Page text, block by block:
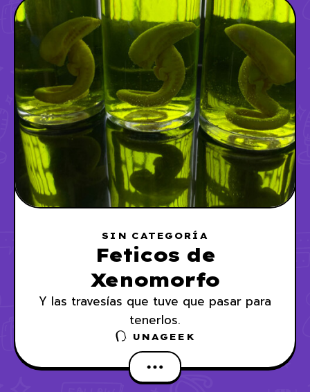
SIN CATEGORÍA
Feticos de
Xenomorfo
Y las travesías que tuve que pasar para
tenerlos.
UNAGEEK